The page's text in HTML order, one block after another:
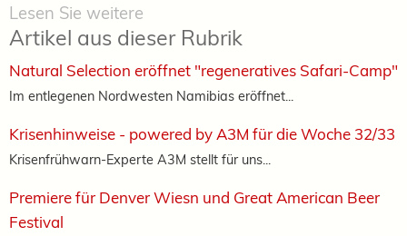
Lesen Sie weitere
Artikel aus dieser Rubrik
Natural Selection eröffnet "regeneratives Safari-Camp"
Im entlegenen Nordwesten Namibias eröffnet...
Krisenhinweise - powered by A3M für die Woche 32/33
Krisenfrühwarn-Experte A3M stellt für uns...
Premiere für Denver Wiesn und Great American Beer
Festival